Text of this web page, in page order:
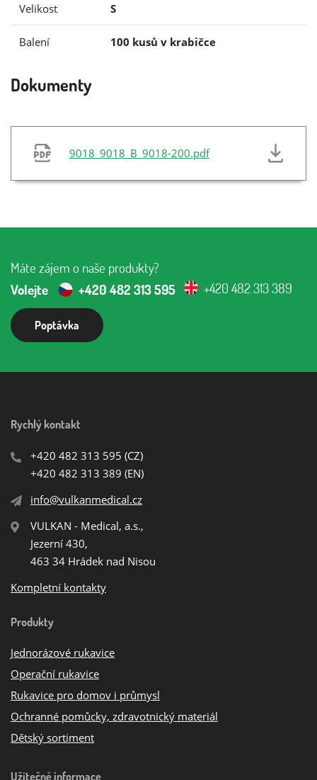
Velikost S
Balení 100 kusů v krabičce
Dokumenty
9018_9018_B_9018-200.pdf
Máte zájem o naše produkty?
Volejte
+420 482 313 595 +420 482 313 389
Poptávka
Rychlý kontakt
+420 482 313 595 (CZ)
+420 482 313 389 (EN)
info@vulkanmedical.cz
VULKAN - Medical, a.s.,
Jezerní 430,
463 34 Hrádek nad Nisou
Kompletní kontakty
Produkty
Jednorázové rukavice
Operační rukavice
Rukavice pro domov i průmysl
Ochranné pomůcky, zdravotnický materiál
Dětský sortiment
Užitečné informace